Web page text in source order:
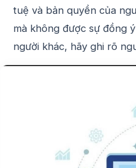
tuệ và bản quyền của
mà không được sự đồng
người khác, hãy ghi rõ